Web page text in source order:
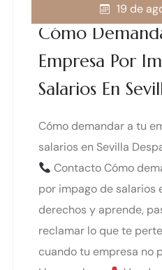
Cómo
Empresa Por
Salarios En
19 de
Cómo demandar a tu
salarios en Sevilla
Contacto Cómo
por impago de salarios
derechos y aprende,
reclamar lo que te
cuando tu empresa no